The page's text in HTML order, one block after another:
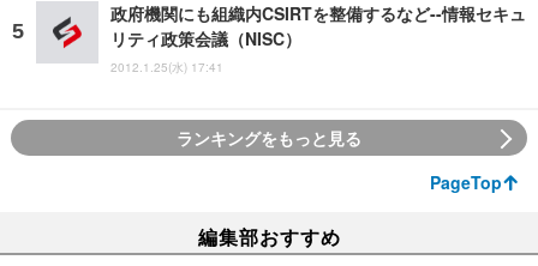
政府機関にも組織内CSIRTを整備するなど--情報セキュ
リティ政策会議（NISC）
2012.1.25(水) 17:41
ランキングをもっと見る
PageTop
編集部おすすめ